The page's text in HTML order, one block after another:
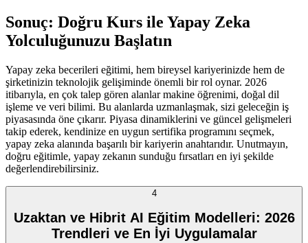
Sonuç: Doğru Kurs ile Yapay Zeka
Yolculuğunuzu Başlatın
Yapay zeka becerileri eğitimi, hem bireysel kariyerinizde hem de
şirketinizin teknolojik gelişiminde önemli bir rol oynar. 2026
itibarıyla, en çok talep gören alanlar makine öğrenimi, doğal dil
işleme ve veri bilimi. Bu alanlarda uzmanlaşmak, sizi geleceğin iş
piyasasında öne çıkarır. Piyasa dinamiklerini ve güncel gelişmeleri
takip ederek, kendinize en uygun sertifika programını seçmek,
yapay zeka alanında başarılı bir kariyerin anahtarıdır. Unutmayın,
doğru eğitimle, yapay zekanın sunduğu fırsatları en iyi şekilde
değerlendirebilirsiniz.
4
Uzaktan ve Hibrit AI Eğitim Modelleri: 2026
Trendleri ve En İyi Uygulamalar